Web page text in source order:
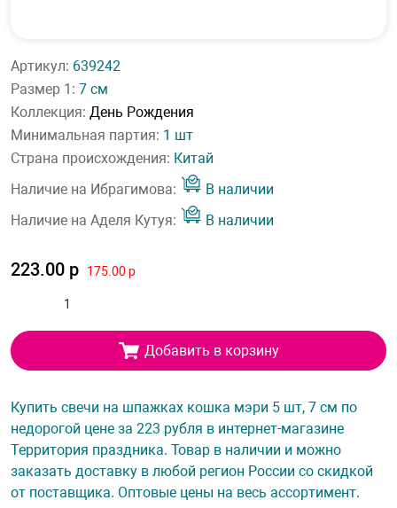
Артикул: 639242
Размер 1: 7 см
Коллекция: День Рождения
Минимальная партия: 1 шт
Страна происхождения: Китай
Наличие на Ибрагимова:
В наличии
Наличие на Аделя Кутуя:
В наличии
223.00 р 175.00 р
Добавить в корзину
Купить свечи на шпажках кошка мэри 5 шт, 7 см по
недорогой цене за 223 рубля в интернет-магазине
Территория праздника. Товар в наличии и можно
заказать доставку в любой регион России со скидкой
от поставщика. Оптовые цены на весь ассортимент.